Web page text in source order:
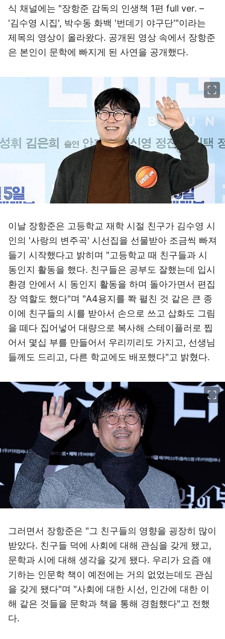
식 채널에는 "장항준 감독의 인생책 1편 full ver. –
'김수영 시집', 박수동 화백 '번데기 야구단'"이라는
제목의 영상이 올라왔다. 공개된 영상 속에서 장항준
은 본인이 문학에 빠지게 된 사연을 공개했다.
이날 장항준은 고등학교 재학 시절 친구가 김수영 시
인의 '사랑의 변주곡' 시선집을 선물받아 조금씩 빠져
들기 시작했다고 밝히며 "고등학교 때 친구들과 시
동인지 활동을 했다. 친구들은 공부도 잘했는데 입시
환경 안에서 시 동인지 활동을 하며 돌아가면서 편집
장 역할도 했다"며 "A4용지를 쫙 펼친 것 같은 큰 종
이에 친구들의 시를 받아서 손으로 쓰고 삽화도 그림
을 떼다 집어넣어 대량으로 복사해 스테이플러로 찝
어서 몇십 부를 만들어서 우리끼리도 가지고, 선생님
들께도 드리고, 다른 학교에도 배포했다"고 밝혔다.
그러면서 장항준은 "그 친구들의 영향을 굉장히 많이
받았다. 친구들 덕에 사회에 대해 관심을 갖게 됐고,
문학과 시에 대해 생각을 갖게 됐다. 우리가 요즘 얘
기하는 인문학 책이 예전에는 거의 없었는데도 관심
을 갖게 됐다"며 "사회에 대한 시선, 인간에 대한 이
해 같은 것들을 문학과 책을 통해 경험했다"고 전했
다.